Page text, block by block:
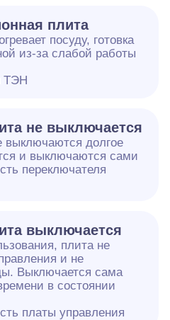
плита
посуду, готовка
из-за слабой работы
ТЭН
не выключается
выключаются долгое
и выключаются сами
переключателя
выключается
плита не
и не
Выключается сама
в состоянии
платы управления